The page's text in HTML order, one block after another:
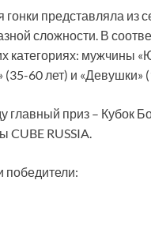
гонки представляла из
сложности. В
категориях: мужчины
(35-60 лет) и «Девушки»
главный приз – Кубок
CUBE RUSSIA.
победители: